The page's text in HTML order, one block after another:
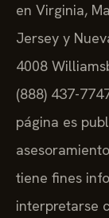
en Virginia,
Jersey y
4008
(888) 437-
página es
tiene fines
interpretarse